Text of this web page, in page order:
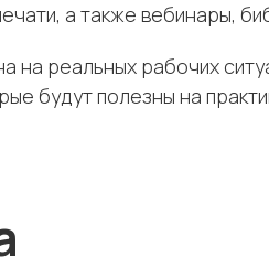
а также вебинары,
на реальных рабочих
будут полезны на